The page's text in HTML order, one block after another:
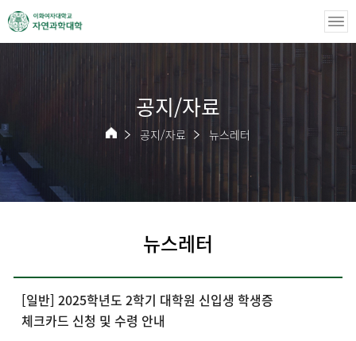
공지/자료
공지/자료 뉴스레터
뉴스레터
[일반] 2025학년도 2학기 대학원 신입생 학생증
체크카드 신청 및 수령 안내